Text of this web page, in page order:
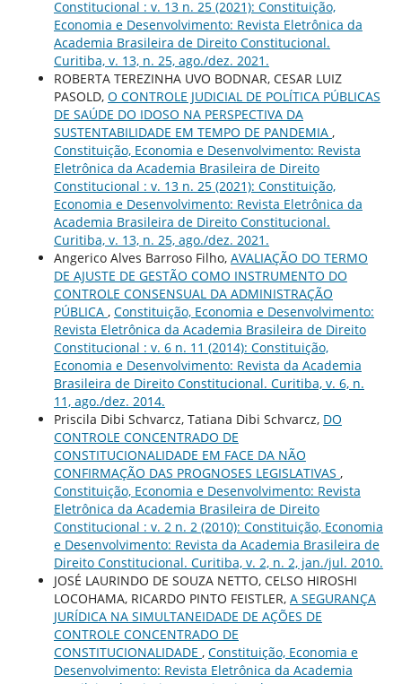
Constitucional : v. 13 n. 25 (2021): Constituição,
Economia e Desenvolvimento: Revista Eletrônica da
Academia Brasileira de Direito Constitucional.
Curitiba, v. 13, n. 25, ago./dez. 2021.
ROBERTA TEREZINHA UVO BODNAR, CESAR LUIZ
PASOLD, O CONTROLE JUDICIAL DE POLÍTICA PÚBLICAS
DE SAÚDE DO IDOSO NA PERSPECTIVA DA
SUSTENTABILIDADE EM TEMPO DE PANDEMIA ,
Constituição, Economia e Desenvolvimento: Revista
Eletrônica da Academia Brasileira de Direito
Constitucional : v. 13 n. 25 (2021): Constituição,
Economia e Desenvolvimento: Revista Eletrônica da
Academia Brasileira de Direito Constitucional.
Curitiba, v. 13, n. 25, ago./dez. 2021.
Angerico Alves Barroso Filho, AVALIAÇÃO DO TERMO
DE AJUSTE DE GESTÃO COMO INSTRUMENTO DO
CONTROLE CONSENSUAL DA ADMINISTRAÇÃO
PÚBLICA , Constituição, Economia e Desenvolvimento:
Revista Eletrônica da Academia Brasileira de Direito
Constitucional : v. 6 n. 11 (2014): Constituição,
Economia e Desenvolvimento: Revista da Academia
Brasileira de Direito Constitucional. Curitiba, v. 6, n.
11, ago./dez. 2014.
Priscila Dibi Schvarcz, Tatiana Dibi Schvarcz, DO
CONTROLE CONCENTRADO DE
CONSTITUCIONALIDADE EM FACE DA NÃO
CONFIRMAÇÃO DAS PROGNOSES LEGISLATIVAS ,
Constituição, Economia e Desenvolvimento: Revista
Eletrônica da Academia Brasileira de Direito
Constitucional : v. 2 n. 2 (2010): Constituição, Economia
e Desenvolvimento: Revista da Academia Brasileira de
Direito Constitucional. Curitiba, v. 2, n. 2, jan./jul. 2010.
JOSÉ LAURINDO DE SOUZA NETTO, CELSO HIROSHI
LOCOHAMA, RICARDO PINTO FEISTLER, A SEGURANÇA
JURÍDICA NA SIMULTANEIDADE DE AÇÕES DE
CONTROLE CONCENTRADO DE
CONSTITUCIONALIDADE , Constituição, Economia e
Desenvolvimento: Revista Eletrônica da Academia